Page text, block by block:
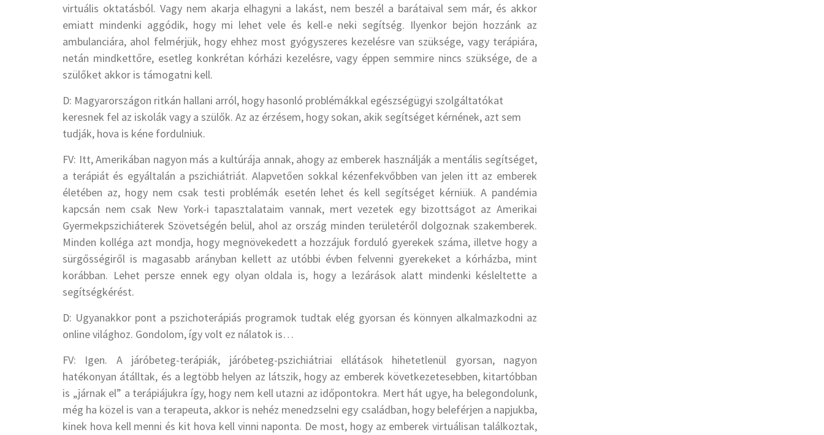
virtuális oktatásból. Vagy nem akarja elhagyni a lakást, nem beszél a barátaival sem már, és akkor
emiatt mindenki aggódik, hogy mi lehet vele és kell-e neki segítség. Ilyenkor bejön hozzánk az
ambulanciára, ahol felmérjük, hogy ehhez most gyógyszeres kezelésre van szüksége, vagy terápiára,
netán mindkettőre, esetleg konkrétan kórházi kezelésre, vagy éppen semmire nincs szüksége, de a
szülőket akkor is támogatni kell.
D: Magyarországon ritkán hallani arról, hogy hasonló problémákkal egészségügyi szolgáltatókat
keresnek fel az iskolák vagy a szülők. Az az érzésem, hogy sokan, akik segítséget kérnének, azt sem
tudják, hova is kéne fordulniuk.
FV: Itt, Amerikában nagyon más a kultúrája annak, ahogy az emberek használják a mentális segítséget,
a terápiát és egyáltalán a pszichiátriát. Alapvetően sokkal kézenfekvőbben van jelen itt az emberek
életében az, hogy nem csak testi problémák esetén lehet és kell segítséget kérniük. A pandémia
kapcsán nem csak New York-i tapasztalataim vannak, mert vezetek egy bizottságot az Amerikai
Gyermekpszichiáterek Szövetségén belül, ahol az ország minden területéről dolgoznak szakemberek.
Minden kolléga azt mondja, hogy megnövekedett a hozzájuk forduló gyerekek száma, illetve hogy a
sürgősségiről is magasabb arányban kellett az utóbbi évben felvenni gyerekeket a kórházba, mint
korábban. Lehet persze ennek egy olyan oldala is, hogy a lezárások alatt mindenki késleltette a
segítségkérést.
D: Ugyanakkor pont a pszichoterápiás programok tudtak elég gyorsan és könnyen alkalmazkodni az
online világhoz. Gondolom, így volt ez nálatok is…
FV: Igen. A járóbeteg-terápiák, járóbeteg-pszichiátriai ellátások hihetetlenül gyorsan, nagyon
hatékonyan átálltak, és a legtöbb helyen az látszik, hogy az emberek következetesebben, kitartóbban
is „járnak el” a terápiájukra így, hogy nem kell utazni az időpontokra. Mert hát ugye, ha belegondolunk,
még ha közel is van a terapeuta, akkor is nehéz menedzselni egy családban, hogy beleférjen a napjukba,
kinek hova kell menni és kit hova kell vinni naponta. De most, hogy az emberek virtuálisan találkoztak,